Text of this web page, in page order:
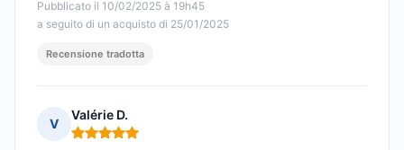
Pubblicato il 10/02/2025 à 19h45
a seguito di un acquisto di 25/01/2025
Recensione tradotta
V
Valérie D.
Nota: 5 su 5